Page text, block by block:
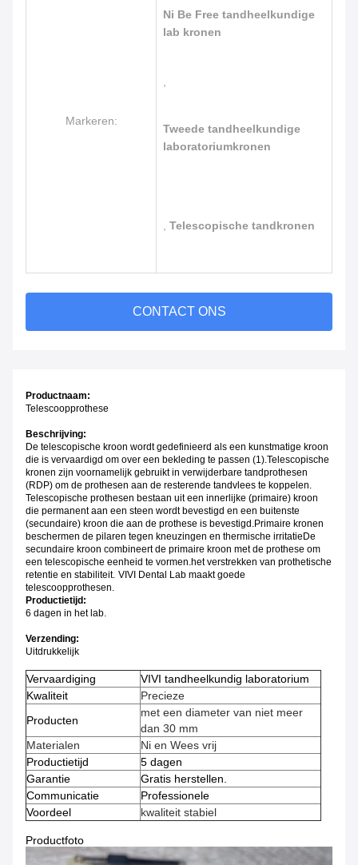
Markeren:
Ni Be Free tandheelkundige
lab kronen
Tweede tandheelkundige
laboratoriumkronen
Telescopische tandkronen
CONTACT ONS
Productnaam:
Telescoopprothese
Beschrijving:
De telescopische kroon wordt gedefinieerd als een kunstmatige kroon
die is vervaardigd om over een bekleding te passen (1).Telescopische
kronen zijn voornamelijk gebruikt in verwijderbare tandprothesen
(RDP) om de prothesen aan de resterende tandvlees te koppelen.
Telescopische prothesen bestaan uit een innerlijke (primaire) kroon
die permanent aan een steen wordt bevestigd en een buitenste
(secundaire) kroon die aan de prothese is bevestigd.Primaire kronen
beschermen de pilaren tegen kneuzingen en thermische irritatieDe
secundaire kroon combineert de primaire kroon met de prothese om
een telescopische eenheid te vormen.het verstrekken van prothetische
retentie en stabiliteit. VIVI Dental Lab maakt goede
telescoopprothesen.
Productietijd:
6 dagen in het lab.
Verzending:
Uitdrukkelijk
Vervaardiging
VIVI tandheelkundig laboratorium
Kwaliteit
Precieze
Producten
met een diameter van niet meer
dan 30 mm
Materialen
Ni en Wees vrij
Productietijd
5 dagen
Garantie
Gratis herstellen.
Communicatie
Professionele
Voordeel
kwaliteit stabiel
Productfoto